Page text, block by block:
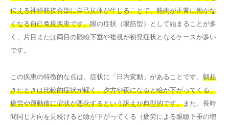
伝える神経筋接合部に自己抗体が生じることで、筋肉が正常に働かな
くなる自己免疫疾患です。眼の症状（眼筋型）として始まることが多
く、片目または両目の眼瞼下垂や複視が初発症状となるケースが多い
です。
この疾患の特徴的な点は、症状に「日内変動」があることです。 朝起
きたときは比較的症状が軽く、夕方や夜になると瞼が下がってくる、
疲労や運動後に症状が悪化するという訴えが典型的です。 また、長時
間同じ方向を見続けると瞼が下がってくる（疲労による眼瞼下垂の増